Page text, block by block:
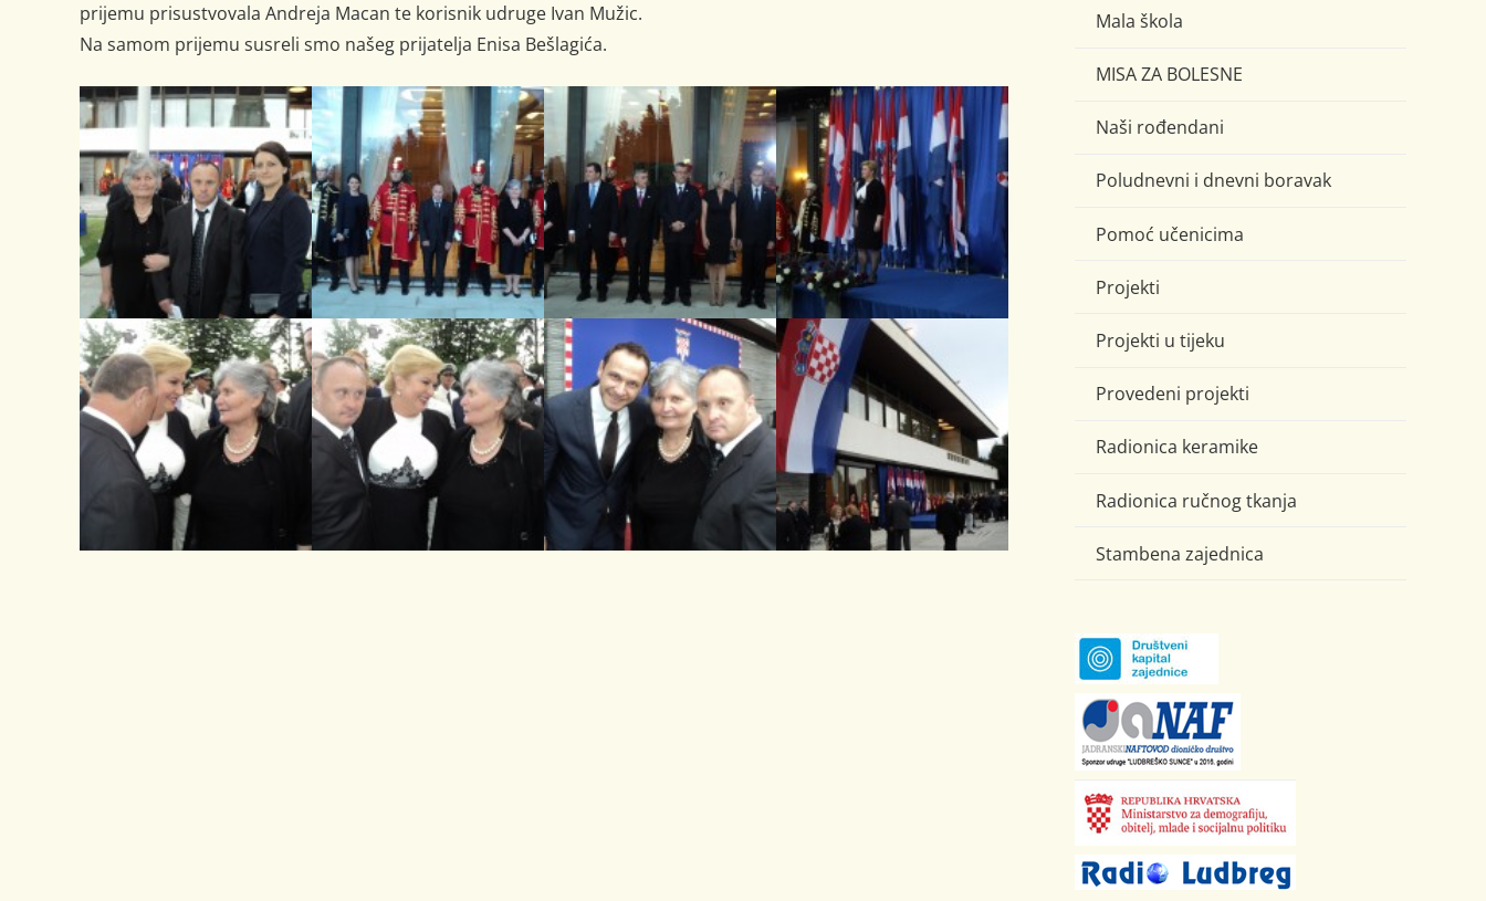
prijemu prisustvovala Andreja Macan te korisnik udruge Ivan Mužic.
Na samom prijemu susreli smo našeg prijatelja Enisa Bešlagića.
Mala škola
MISA ZA BOLESNE
Naši rođendani
Poludnevni i dnevni boravak
Pomoć učenicima
Projekti
Projekti u tijeku
Provedeni projekti
Radionica keramike
Radionica ručnog tkanja
Stambena zajednica